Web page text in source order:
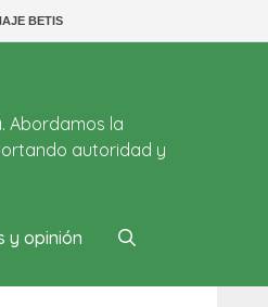
BETIS
Abordamos la
autoridad y
y opinión